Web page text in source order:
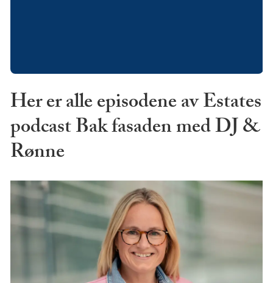
Her er alle episodene av Estates
podcast Bak fasaden med DJ &
Rønne